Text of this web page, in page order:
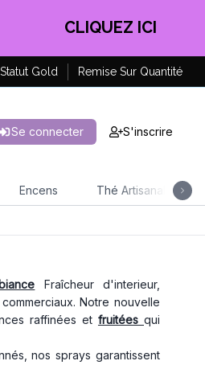
CLIQUEZ ICI
Gold Remise Sur Quantité
Se connecter S'inscrire
Encens Thé Artisanal
Fraîcheur d'interieur,
Notre nouvelle
raffinées et fruitéesqui
nos sprays garantissent